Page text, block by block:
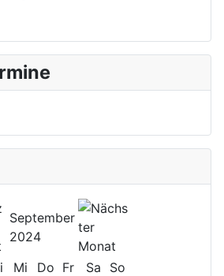
September
2024
Mi Do Fr Sa
So